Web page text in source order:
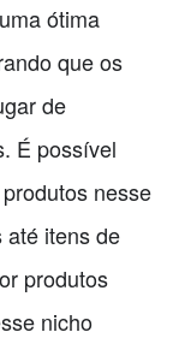
ótima
que os
de
É possível
nesse
até itens de
produtos
nicho